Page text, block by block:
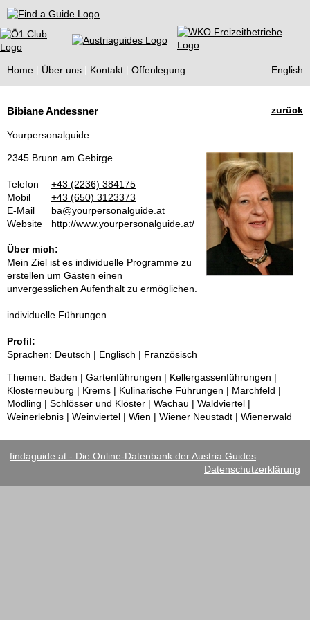
Find a Guide
Home Über uns Kontakt Offenlegung English
Guides
zurück
Bibiane Andessner
Yourpersonalguide
2345 Brunn am Gebirge
Telefon
+43 (2236) 384175
Mobil
+43 (650) 3123373
E-Mail
ba@yourpersonalguide.at
Website
http://www.yourpersonalguide.at/
Über mich:
Mein Ziel ist es individuelle Programme zu
erstellen um Gästen einen
unvergesslichen Aufenthalt zu ermöglichen.
individuelle Führungen
Profil:
Sprachen: Deutsch | Englisch | Französisch
Themen: Baden | Gartenführungen | Kellergassenführungen |
Klosterneuburg | Krems | Kulinarische Führungen | Marchfeld |
Mödling | Schlösser und Klöster | Wachau | Waldviertel |
Weinerlebnis | Weinviertel | Wien | Wiener Neustadt | Wienerwald
findaguide.at - Die Online-Datenbank der Austria Guides
Datenschutzerklärung